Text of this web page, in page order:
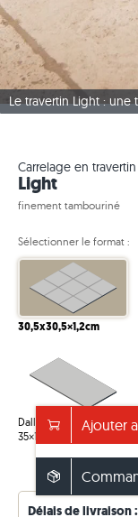
Le travertin Light :
Carrelage en travertin
Light
finement tambouriné
Sélectionner le format :
30,5x30,5×1,2cm
Dalle universelle
35×115×3 cm
Délais de livraison
Ajouter